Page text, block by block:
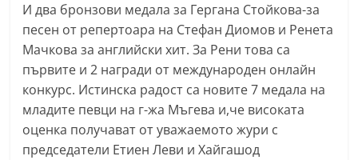
k
a
z
n
l
a
И два бронзови медала за Гергана Стойкова-за
песен от репертоара на Стефан Диомов и Ренета
Мачкова за английски хит. За Рени това са
първите и 2 награди от международен онлайн
конкурс. Истинска радост са новите 7 медала на
младите певци на г-жа Мъгева и,че високата
оценка получават от уважаемото жури с
председатели Етиен Леви и Хайгашод